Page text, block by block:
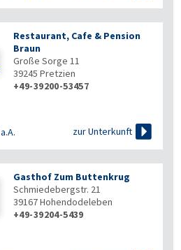
Restaurant, Cafe & Pension
Braun
Große Sorge 11
39245 Pretzien
+49-39200-53457
a.A. zur Unterkunft 
Gasthof Zum Buttenkrug
Schmiedebergstr. 21
39167Hohendodeleben
+49-39204-5439